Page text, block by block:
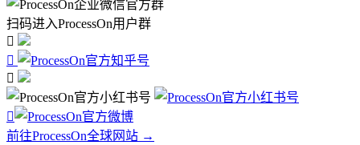
扫码进入ProcessOn用户群




前往ProcessOn全球网站 →